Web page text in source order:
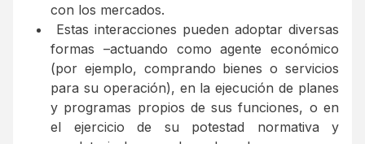
con los mercados.
Estas interacciones pueden adoptar diversas
formas –actuando como agente económico
(por ejemplo, comprando bienes o servicios
para su operación), en la ejecución de planes
y programas propios de sus funciones, o en
el ejercicio de su potestad normativa y